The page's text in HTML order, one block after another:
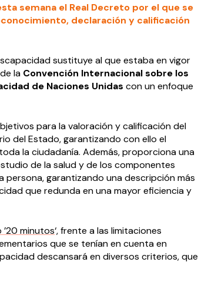
semana el Real Decreto por el que se
declaración y calificación
sustituye al que estaba en vigor
la Convención Internacional sobre los
de Naciones Unidas con un enfoque
para la valoración y calificación del
del Estado, garantizando con ello el
la ciudadanía. Además, proporciona una
de la salud y de los componentes
persona, garantizando una descripción más
que redunda en una mayor eficiencia y
minutos‘, frente a las limitaciones
que se tenían en cuenta en
descansará en diversos criterios, que